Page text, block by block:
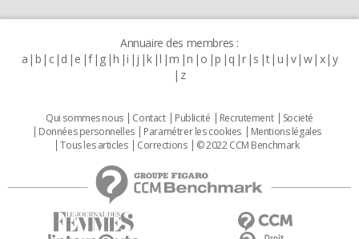
Annuaire des membres :
a b c d e f g h i j k l m n o p q r s t u v w x y
z
Qui sommes nous Contact Publicité Recrutement
Societé
Données personnelles
Paramétrer les cookies
Mentions légales
Tous les articles
Corrections © 2022 CCM Benchmark